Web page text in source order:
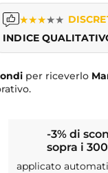
★★★★★
INDICE
per riceverlo
-3% di
sopra i
applicato